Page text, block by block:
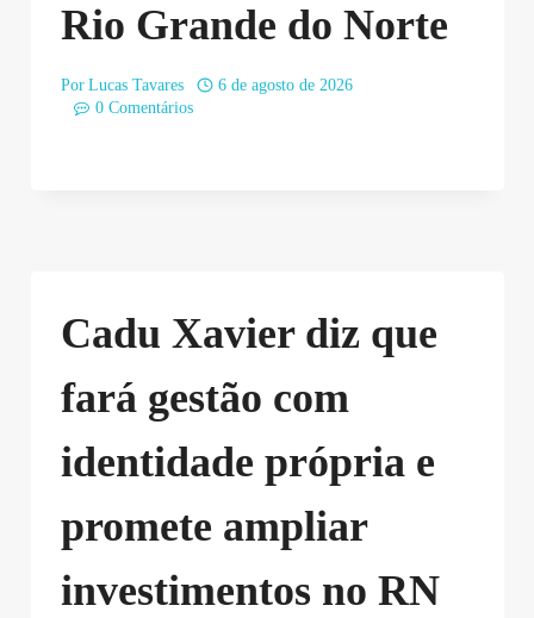
Rio Grande do Norte
Por Lucas Tavares
6 de agosto de 2026
0 Comentários
Cadu Xavier diz que
fará gestão com
identidade própria e
promete ampliar
investimentos no RN